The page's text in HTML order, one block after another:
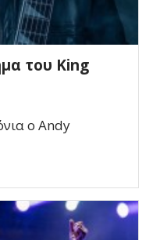
του King
ο Andy